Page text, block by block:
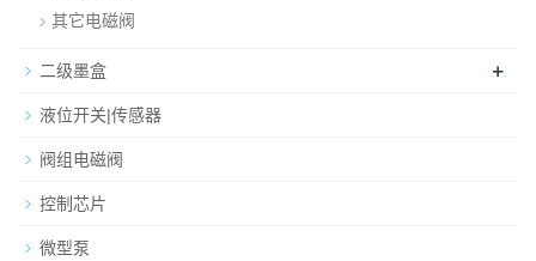
其它电磁阀
二级墨盒 +
液位开关|传感器
阀组电磁阀
控制芯片
微型泵